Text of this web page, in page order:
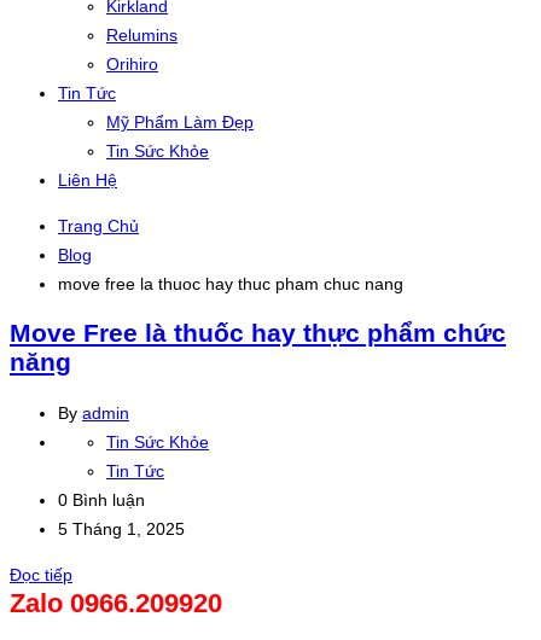
Kirkland
Relumins
Orihiro
Tin Tức
Mỹ Phẩm Làm Đẹp
Tin Sức Khỏe
Liên Hệ
Trang Chủ
Blog
move free la thuoc hay thuc pham chuc nang
Move Free là thuốc hay thực phẩm chức
năng
By admin
Tin Sức Khỏe
Tin Tức
0 Bình luận
5 Tháng 1, 2025
Đọc tiếp
Zalo 0966.209920